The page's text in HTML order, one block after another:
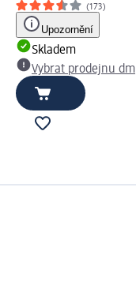
(173)
Upozornění
Skladem
Vybrat prodejnu dm